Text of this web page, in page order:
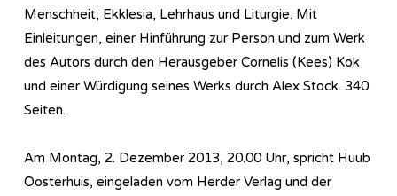
Menschheit, Ekklesia, Lehrhaus und Liturgie. Mit
Einleitungen, einer Hinführung zur Person und zum Werk
des Autors durch den Herausgeber Cornelis (Kees) Kok
und einer Würdigung seines Werks durch Alex Stock. 340
Seiten.
Am Montag, 2. Dezember 2013, 20.00 Uhr, spricht Huub
Oosterhuis, eingeladen vom Herder Verlag und der